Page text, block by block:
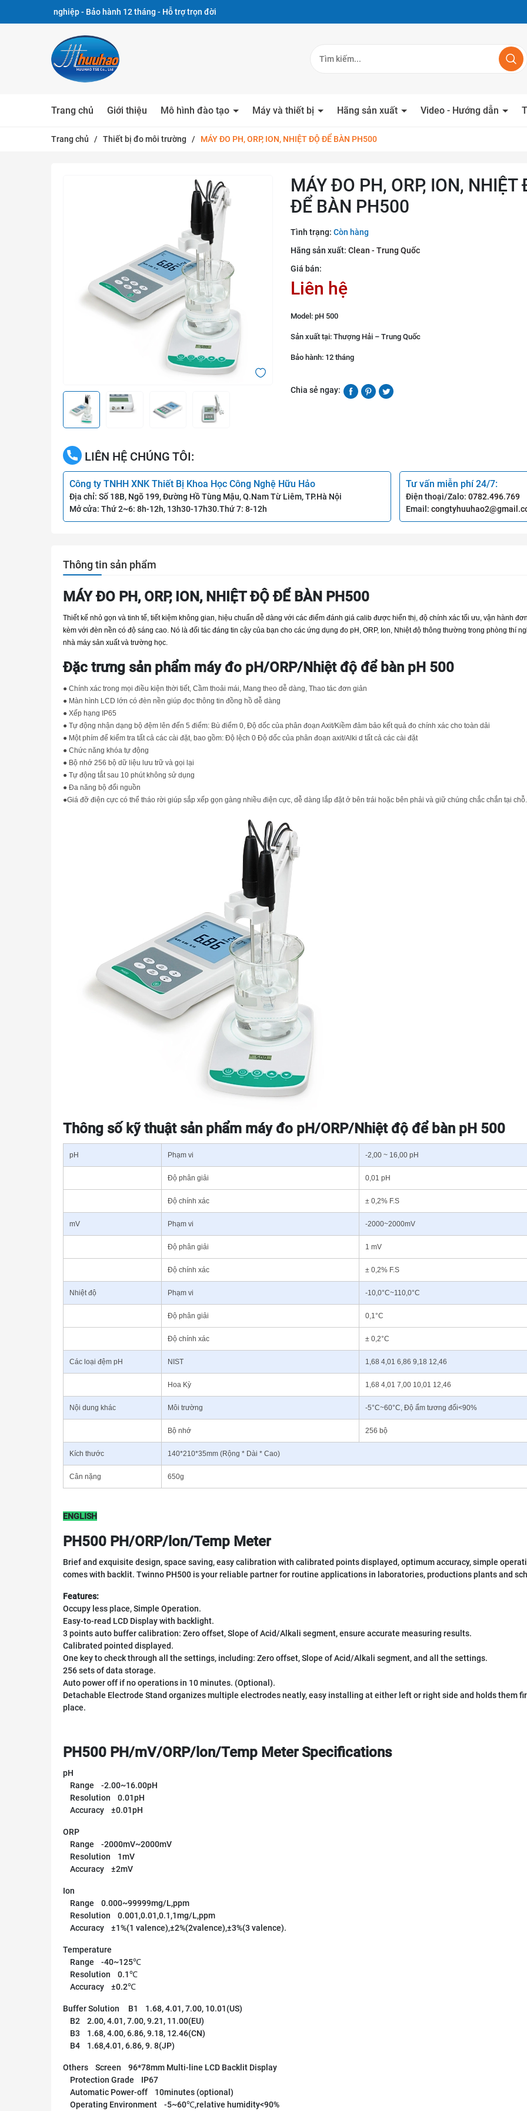
- Bảo hành 12 tháng - Hỗ trợ trọn đời
Trang chủ Giới thiệu Mô hình đào tạo Máy và thiết bị Hãng sản xuất Video - Hướng dẫn
Trang chủ / Thiết bị đo môi trường / MÁY ĐO PH, ORP, ION, NHIỆT ĐỘ ĐỂ BÀN PH500
MÁY ĐO PH, ORP, ION, NHIỆT
ĐỂ BÀN PH500
Tình trạng: Còn hàng
Hãng sản xuất: Clean - Trung Quốc
Giá bán:
Liên hệ
Model: pH 500
Sản xuất tại: Thượng Hải – Trung Quốc
Bảo hành: 12 tháng
Chia sẻ ngay:
LIÊN HỆ CHÚNG TÔI:
Công ty TNHH XNK Thiết Bị Khoa Học Công Nghệ Hữu Hảo
Địa chỉ: Số 18B, Ngõ 199, Đường Hồ Tùng Mậu, Q.Nam Từ Liêm, TP.Hà Nội
Mở cửa: Thứ 2~6: 8h-12h, 13h30-17h30.Thứ 7: 8-12h
Tư vấn miễn phí 24/7:
Điện thoại/Zalo: 0782.496.769
Email:
Thông tin sản phẩm
MÁY ĐO PH, ORP, ION, NHIỆT ĐỘ ĐỂ BÀN PH500
Thiết kế nhỏ gọn và tinh tế, tiết kiệm không gian, hiệu chuẩn dễ dàng với các điểm đánh giá calib được hiển thị, độ chính xác tối ưu, vận hành
kèm với đèn nền có độ sáng cao. Nó là đối tác đáng tin cậy của bạn cho các ứng dụng đo pH, ORP, Ion, Nhiệt độ thông thường trong phòng thí
nhà máy sản xuất và trường học.
Đặc trưng sản phẩm máy đo pH/ORP/Nhiệt độ để bàn pH 500
● Chính xác trong mọi điều kiện thời tiết, Cầm thoải mái, Mang theo dễ dàng, Thao tác đơn giản
● Màn hình LCD lớn có đèn nền giúp đọc thông tin đồng hồ dễ dàng
● Xếp hạng IP65
● Tự động nhận dạng bộ đệm lên đến 5 điểm: Bù điểm 0, Độ dốc của phân đoạn Axit/Kiềm đảm bảo kết quả đo chính xác cho toàn dải
● Một phím để kiểm tra tất cả các cài đặt, bao gồm: Độ lệch 0 Độ dốc của phân đoạn axit/Alki d tất cả các cài đặt
● Chức năng khóa tự động
● Bộ nhớ 256 bộ dữ liệu lưu trữ và gọi lại
● Tự động tắt sau 10 phút không sử dụng
● Đa năng bộ đổi nguồn
●Giá đỡ điện cực có thể tháo rời giúp sắp xếp gọn gàng nhiều điện cực, dễ dàng lắp đặt ở bên trái hoặc bên phải và giữ chúng chắc chắn tại chỗ.
Thông số kỹ thuật sản phẩm máy đo pH/ORP/Nhiệt độ để bàn pH 500
pH Phạm vi -2,00 ~ 16,00 pH
Độ phân giải 0,01 pH
Độ chính xác ± 0,2% F.S
mV Phạm vi -2000~2000mV
Độ phân giải 1 mV
Độ chính xác ± 0,2% F.S
Nhiệt độ Phạm vi -10,0°C~110,0°C
Độ phân giải 0,1°C
Độ chính xác ± 0,2°C
Các loại đệm pH NIST 1,68 4,01 6,86 9,18 12,46
Hoa Kỳ 1,68 4,01 7,00 10,01 12,46
Nội dung khác Môi trường -5°C~60°C, Độ ẩm tương đối<90%
Bộ nhớ 256 bộ
Kích thước 140*210*35mm (Rộng * Dài * Cao)
Cân nặng 650g
ENGLISH
PH500 PH/ORP/lon/Temp Meter
Brief and exquisite design, space saving, easy calibration with calibrated points displayed, optimum accuracy, simple
comes with backlit. Twinno PH500 is your reliable partner for routine applications in laboratories, productions plants and
Features:
Occupy less place, Simple Operation.
Easy-to-read LCD Display with backlight.
3 points auto buffer calibration: Zero offset, Slope of Acid/Alkali segment, ensure accurate measuring results.
Calibrated pointed displayed.
One key to check through all the settings, including: Zero offset, Slope of Acid/Alkali segment, and all the settings.
256 sets of data storage.
Auto power off if no operations in 10 minutes. (Optional).
Detachable Electrode Stand organizes multiple electrodes neatly, easy installing at either left or right side and holds them
place.
PH500 PH/mV/ORP/lon/Temp Meter Specifications
pH
Range -2.00~16.00pH
Resolution 0.01pH
Accuracy ±0.01pH
ORP
Range -2000mV~2000mV
Resolution 1mV
Accuracy ±2mV
Ion
Range 0.000~99999mg/L,ppm
Resolution 0.001,0.01,0.1,1mg/L,ppm
Accuracy ±1%(1 valence),±2%(2valence),±3%(3 valence).
Temperature
Range -40~125℃
Resolution 0.1℃
Accuracy ±0.2℃
Buffer Solution B1 1.68, 4.01, 7.00, 10.01(US)
B2 2.00, 4.01, 7.00, 9.21, 11.00(EU)
B3 1.68, 4.00, 6.86, 9.18, 12.46(CN)
B4 1.68,4.01, 6.86, 9. 8(JP)
Others Screen 96*78mm Multi-line LCD Backlit Display
Protection Grade IP67
Automatic Power-off 10minutes (optional)
Operating Environment -5~60℃,relative humidity<90%